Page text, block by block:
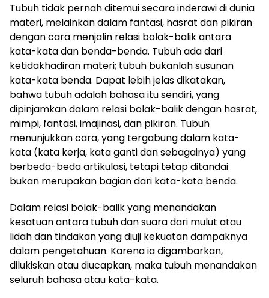
Tubuh tidak pernah ditemui secara inderawi di dunia
materi, melainkan dalam fantasi, hasrat dan pikiran
dengan cara menjalin relasi bolak-balik antara
kata-kata dan benda-benda. Tubuh ada dari
ketidakhadiran materi; tubuh bukanlah susunan
kata-kata benda. Dapat lebih jelas dikatakan,
bahwa tubuh adalah bahasa itu sendiri, yang
dipinjamkan dalam relasi bolak-balik dengan hasrat,
mimpi, fantasi, imajinasi, dan pikiran. Tubuh
menunjukkan cara, yang tergabung dalam kata-
kata (kata kerja, kata ganti dan sebagainya) yang
berbeda-beda artikulasi, tetapi tetap ditandai
bukan merupakan bagian dari kata-kata benda.
Dalam relasi bolak-balik yang menandakan
kesatuan antara tubuh dan suara dari mulut atau
lidah dan tindakan yang diuji kekuatan dampaknya
dalam pengetahuan. Karena ia digambarkan,
dilukiskan atau diucapkan, maka tubuh menandakan
seluruh bahasa atau kata-kata.